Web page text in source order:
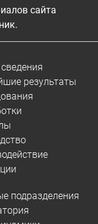
сайта
результаты
подразделения